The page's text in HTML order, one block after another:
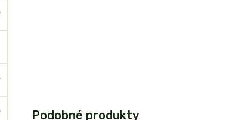
Podobné produkty